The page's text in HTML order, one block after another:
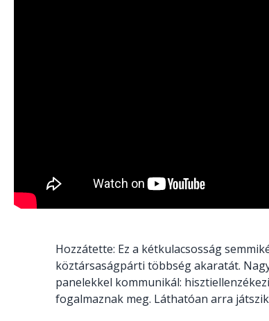
Hozzátette: Ez a kétkulacsosság
köztársaságpárti többség akaratát.
panelekkel kommunikál:
fogalmaznak meg. Láthatóan arra